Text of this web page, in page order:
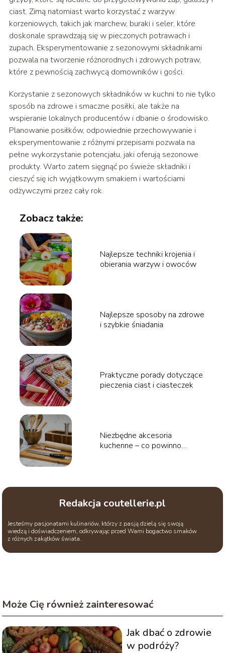
ciast. Zimą natomiast warto korzystać z warzyw
korzeniowych, takich jak marchew, buraki i seler, które
doskonale sprawdzają się w pieczonych potrawach i
zupach. Eksperymentowanie z sezonowymi składnikami
pozwala na tworzenie różnorodnych i zdrowych potraw,
które z pewnością zachwycą domowników i gości.
Korzystanie z sezonowych składników w kuchni to nie tylko
sposób na zdrowe i smaczne posiłki, ale także na
wspieranie lokalnych producentów i dbanie o środowisko.
Planowanie posiłków, odpowiednie przechowywanie i
eksperymentowanie z różnymi przepisami pozwala na
pełne wykorzystanie potencjału, jaki oferują sezonowe
produkty. Warto zatem sięgnąć po świeże składniki i
cieszyć się ich wyjątkowym smakiem i wartościami
odżywczymi przez cały rok.
Zobacz także:
Najlepsze techniki krojenia i
obierania warzyw i owoców
Najlepsze sposoby na zdrowe
i szybkie śniadania
Praktyczne porady dotyczące
pieczenia ciast i ciasteczek
Niezbędne akcesoria
kuchenne – co powinno
Redakcja coutellerie.pl
Jesteśmy pasjonatami kulinariów, którzy z pasją dzielą się swoją
wiedzą i doświadczeniem, odkrywając przed Wami bogactwo smaków
z różnych zakątków świata.
Może Cię również zainteresować
Jak dbać o zdrowie
w podróży?